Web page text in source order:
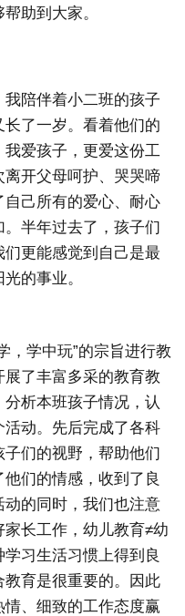
助到大家。
陪伴着小二班的孩子
了一岁。看着他们的
爱孩子，更爱这份工
开父母呵护、哭哭啼
己所有的爱心、耐心
半年过去了，孩子们
更能感觉到自己是最
的事业。
，学中玩”的宗旨进行教
了丰富多采的教育教
析本班孩子情况，认
动。先后完成了各科
们的视野，帮助他们
们的情感，收到了良
的同时，我们也注意
长工作，幼儿教育≠幼
习生活习惯上得到良
育是很重要的。因此
、细致的工作态度赢